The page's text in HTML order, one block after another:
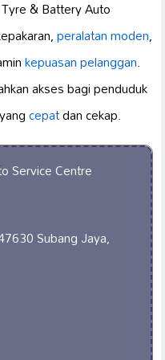
& Battery Auto
peralatan moden,
kepuasan pelanggan.
akses bagi penduduk
yangcepatdan cekap.
Subang Jaya,